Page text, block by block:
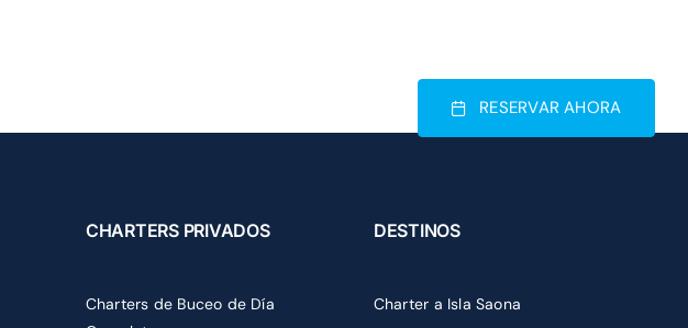
RESERVAR AHORA
CHARTERS PRIVADOS
Charters de Buceo de Día
DESTINOS
Charter a Isla Saona